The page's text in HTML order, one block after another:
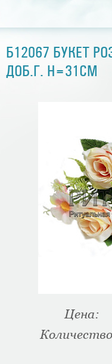
Б12067 БУКЕТ
ДОБ.Г. H=31СМ
Цена: